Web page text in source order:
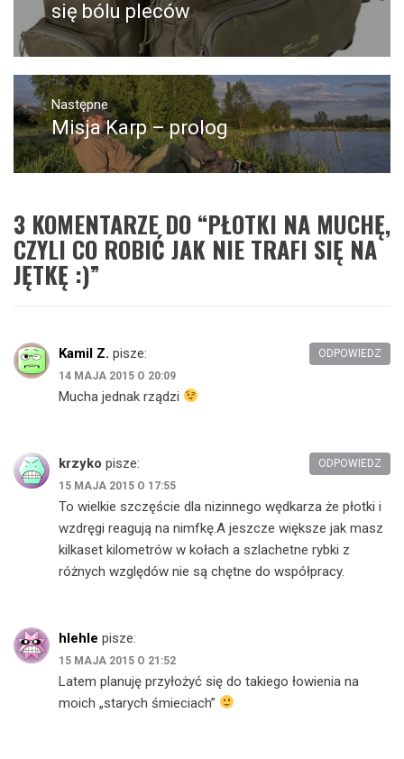
wpis:
się bólu pleców
Następne
Następny
post:
Misja Karp – prolog
3 KOMENTARZE DO “PŁOTKI NA MUCHĘ,
CZYLI CO ROBIĆ JAK NIE TRAFI SIĘ NA
JĘTKĘ :)”
Kamil Z. pisze:
14 MAJA 2015 O 20:09
Mucha jednak rządzi
ODPOWIEDZ
krzyko pisze:
15 MAJA 2015 O 17:55
To wielkie szczęście dla nizinnego wędkarza że płotki i
wzdręgi reagują na nimfkę.A jeszcze większe jak masz
kilkaset kilometrów w kołach a szlachetne rybki z
różnych względów nie są chętne do współpracy.
ODPOWIEDZ
hlehle pisze:
15 MAJA 2015 O 21:52
Latem planuję przyłożyć się do takiego łowienia na
moich „starych śmieciach”